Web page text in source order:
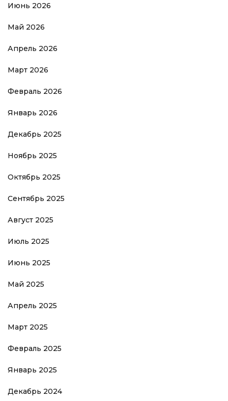
Июнь 2026
Май 2026
Апрель 2026
Март 2026
Февраль 2026
Январь 2026
Декабрь 2025
Ноябрь 2025
Октябрь 2025
Сентябрь 2025
Август 2025
Июль 2025
Июнь 2025
Май 2025
Апрель 2025
Март 2025
Февраль 2025
Январь 2025
Декабрь 2024